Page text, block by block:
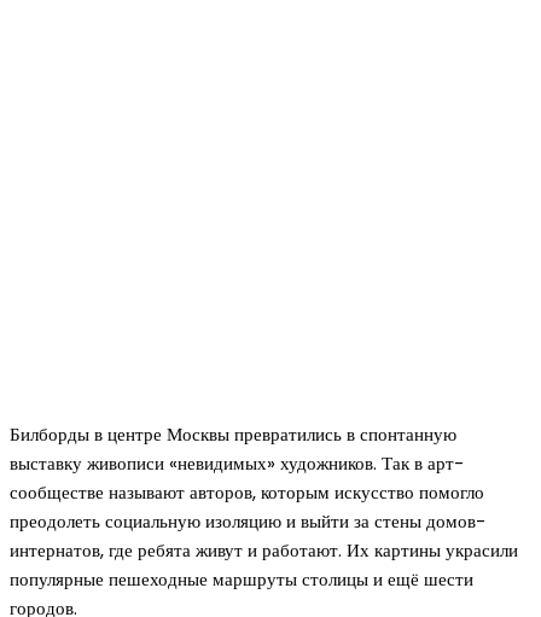
Билборды в центре Москвы превратились в спонтанную
выставку живописи «невидимых» художников. Так в арт-
сообществе называют авторов, которым искусство помогло
преодолеть социальную изоляцию и выйти за стены домов-
интернатов, где ребята живут и работают. Их картины украсили
популярные пешеходные маршруты столицы и ещё шести
городов.